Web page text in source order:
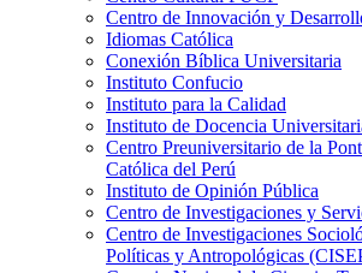
Centro de Innovación y
Idiomas Católica
Conexión Bíblica Universitaria
Instituto Confucio
Instituto para la Calidad
Instituto de Docencia
Centro Preuniversitario de la
Católica del Perú
Instituto de Opinión Pública
Centro de Investigaciones y
Centro de Investigaciones
Políticas y Antropológicas